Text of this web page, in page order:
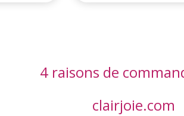
4 raisons de
clairjoie.com